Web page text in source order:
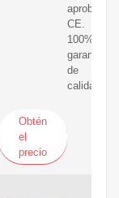
aprobación
CE.
100%
garantía
de
calidad.
Obtén
el
precio